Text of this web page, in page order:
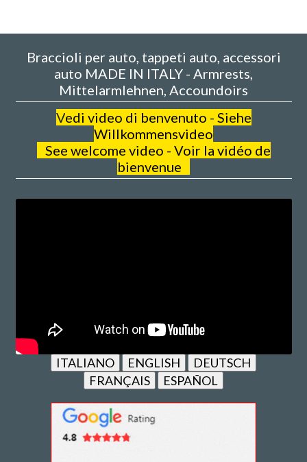
Braccioli per auto, tappeti auto, accessori
auto MADE IN ITALY - Armrests,
Mittelarmlehnen, Accoundoirs
Vedi video di benvenuto - Siehe
Willkommensvideo
See welcome video - Voir la vidéo de
bienvenue
ITALIANO ENGLISH
DEUTSCH
FRANÇAIS
ESPAÑOL